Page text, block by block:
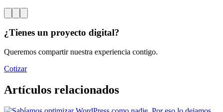
¿Tienes un proyecto digital?
Queremos compartir nuestra experiencia contigo.
Cotizar
Artículos relacionados